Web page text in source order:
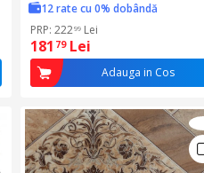
Profesional, Fixare Cu Adeziv,
Durabilitate
12 rate cu 0% dobândă
PRP: 22299 Lei
181 79 Lei
Adauga in Cos